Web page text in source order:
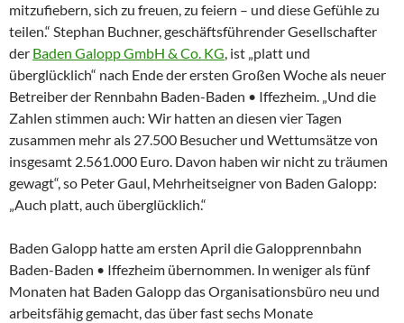
mitzufiebern, sich zu freuen, zu feiern – und diese Gefühle zu
teilen.“ Stephan Buchner, geschäftsführender Gesellschafter
der Baden Galopp GmbH & Co. KG, ist „platt und
überglücklich“ nach Ende der ersten Großen Woche als neuer
Betreiber der Rennbahn Baden-Baden • Iffezheim. „Und die
Zahlen stimmen auch: Wir hatten an diesen vier Tagen
zusammen mehr als 27.500 Besucher und Wettumsätze von
insgesamt 2.561.000 Euro. Davon haben wir nicht zu träumen
gewagt“, so Peter Gaul, Mehrheitseigner von Baden Galopp:
„Auch platt, auch überglücklich.“
Baden Galopp hatte am ersten April die Galopprennbahn
Baden-Baden • Iffezheim übernommen. In weniger als fünf
Monaten hat Baden Galopp das Organisationsbüro neu und
arbeitsfähig gemacht, das über fast sechs Monate